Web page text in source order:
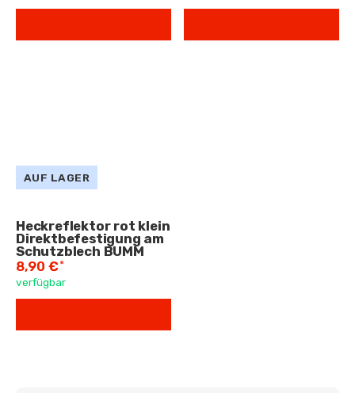
AUF LAGER
Heckreflektor rot klein
Direktbefestigung am
Schutzblech BUMM
8,90 €*
verfügbar